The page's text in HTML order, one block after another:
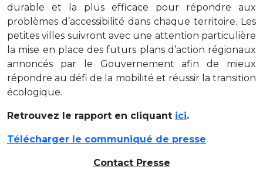
durable et la plus efficace pour répondre aux
problèmes d’accessibilité dans chaque territoire. Les
petites villes suivront avec une attention particulière
la mise en place des futurs plans d’action régionaux
annoncés par le Gouvernement afin de mieux
répondre au défi de la mobilité et réussir la transition
écologique.
Retrouvez le rapport en cliquant ici.
Télécharger le communiqué de presse
Contact Presse